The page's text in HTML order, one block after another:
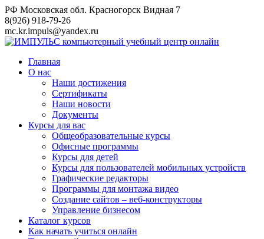
Перейти
к
контенту
РФ Московская обл. Красногорск Видная 7
8(926) 918-79-26
mc.kr.impuls@yandex.ru
Главная
О нас
Наши достижения
Сертификаты
Наши новости
Документы
Курсы для вас
Общеобразовательные курсы
Офисные программы
Курсы для детей
Курсы для пользователей мобильных устройств
Графические редакторы
Программы для монтажа видео
Создание сайтов – веб-конструкторы
Управление бизнесом
Каталог курсов
Как начать учиться онлайн